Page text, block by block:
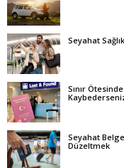
Seyahat
Sınır
Seyahat
Düzeltmek